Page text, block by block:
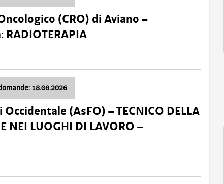
(CRO) di Aviano –
RADIOTERAPIA
18.08.2026
(AsFO) – TECNICO DELLA
NEI LUOGHI DI LAVORO –